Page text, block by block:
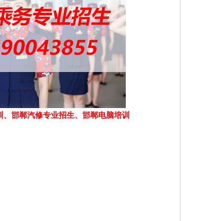
邯郸汽修专业招生、邯郸电脑培训